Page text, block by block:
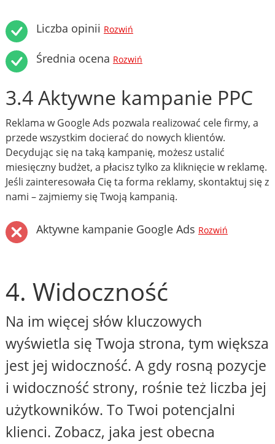
Liczba opinii Rozwiń
Średnia ocena Rozwiń
3.4 Aktywne kampanie PPC
Reklama w Google Ads pozwala realizować cele firmy, a
przede wszystkim docierać do nowych klientów.
Decydując się na taką kampanię, możesz ustalić
miesięczny budżet, a płacisz tylko za kliknięcie w reklamę.
Jeśli zainteresowała Cię ta forma reklamy, skontaktuj się z
nami – zajmiemy się Twoją kampanią.
Aktywne kampanie Google Ads Rozwiń
4. Widoczność
Na im więcej słów kluczowych
wyświetla się Twoja strona, tym większa
jest jej widoczność. A gdy rosną pozycje
i widoczność strony, rośnie też liczba jej
użytkowników. To Twoi potencjalni
klienci. Zobacz, jaka jest obecna